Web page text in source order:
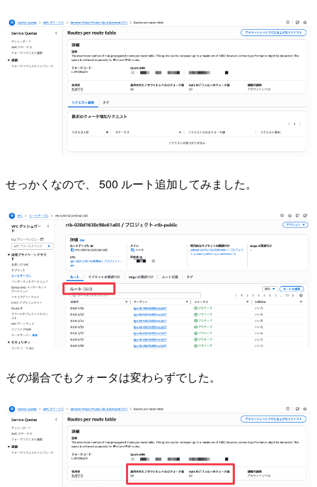
せっかくなので、 500 ルート追加してみました。
その場合でもクォータは変わらずでした。